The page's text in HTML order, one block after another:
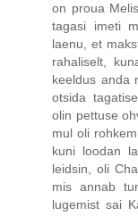
on proua
tagasi imeti
laenu, et
rahaliselt,
keeldus anda
otsida
olin pettuse
mul oli
kuni loodan
leidsin, oli
mis annab
lugemist sai